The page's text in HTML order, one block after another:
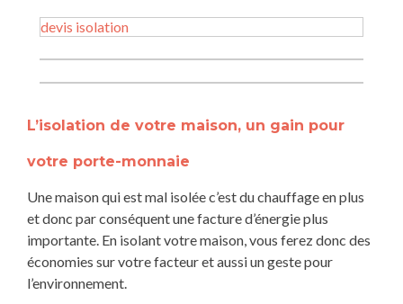
devis isolation
L’isolation de votre maison, un gain pour
votre porte-monnaie
Une maison qui est mal isolée c’est du chauffage en plus
et donc par conséquent une facture d’énergie plus
importante. En isolant votre maison, vous ferez donc des
économies sur votre facteur et aussi un geste pour
l’environnement.